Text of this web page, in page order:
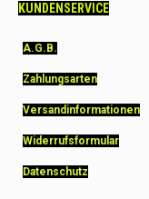
KUNDENSERVICE
A.G.B.
Zahlungsarten
Versandinformationen
Widerrufsformular
Datenschutz